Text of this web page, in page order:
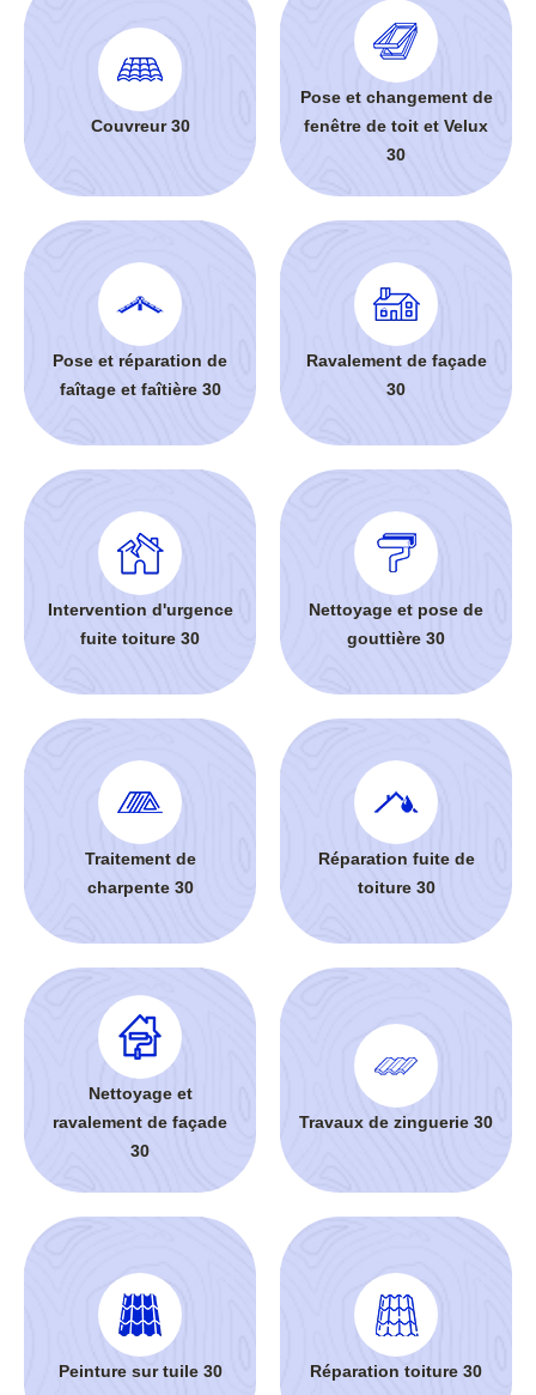
Couvreur 30
Pose et changement de
fenêtre de toit et Velux
30
Pose et réparation de
faîtage et faîtière 30
Ravalement de façade
30
Intervention d'urgence
fuite toiture 30
Nettoyage et pose de
gouttière 30
Traitement de
charpente 30
Réparation fuite de
toiture 30
Nettoyage et
ravalement de façade
30
Travaux de zinguerie 30
Peinture sur tuile 30 Réparation toiture 30